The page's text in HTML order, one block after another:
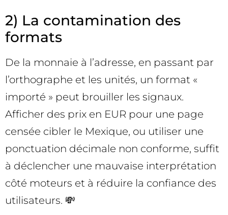
2) La contamination des
formats
De la monnaie à l’adresse, en passant par
l’orthographe et les unités, un format «
importé » peut brouiller les signaux.
Afficher des prix en EUR pour une page
censée cibler le Mexique, ou utiliser une
ponctuation décimale non conforme, suffit
à déclencher une mauvaise interprétation
côté moteurs et à réduire la confiance des
utilisateurs. 💸